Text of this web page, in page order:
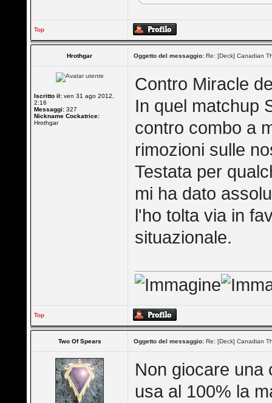
Top
Hrothgar Oggetto del messaggio: Re: [Deck] Canadian
Iscritto il: ven 31 ago 2012,
2:16
Messaggi: 327
Nickname Cockatrice:
Hrothgar
Contro Miracle
In quel matchup
contro combo a
rimozioni sulle
Testata per
mi ha dato
l'ho tolta via in
situazionale.
Top
Two Of Spears Oggetto del messaggio: Re: [Deck] Canadian
Non giocare una
usa al 100% la